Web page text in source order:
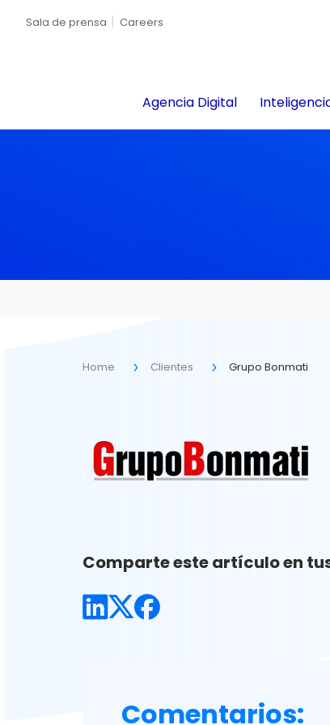
Sala de prensa Careers
Agencia Digital
Home Clientes Grupo Bonmati
Comparte este artículo en
Comentarios: